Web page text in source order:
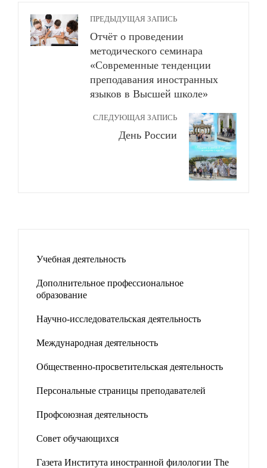
ПРЕДЫДУЩАЯ ЗАПИСЬ
Отчёт о проведении
методического семинара
«Современные тенденции
преподавания иностранных
языков в Высшей школе»
СЛЕДУЮЩАЯ ЗАПИСЬ
День России
Учебная деятельность
Дополнительное профессиональное
образование
Научно-исследовательская деятельность
Международная деятельность
Общественно-просветительская деятельность
Персональные страницы преподавателей
Профсоюзная деятельность
Совет обучающихся
Газета Института иностранной филологии The